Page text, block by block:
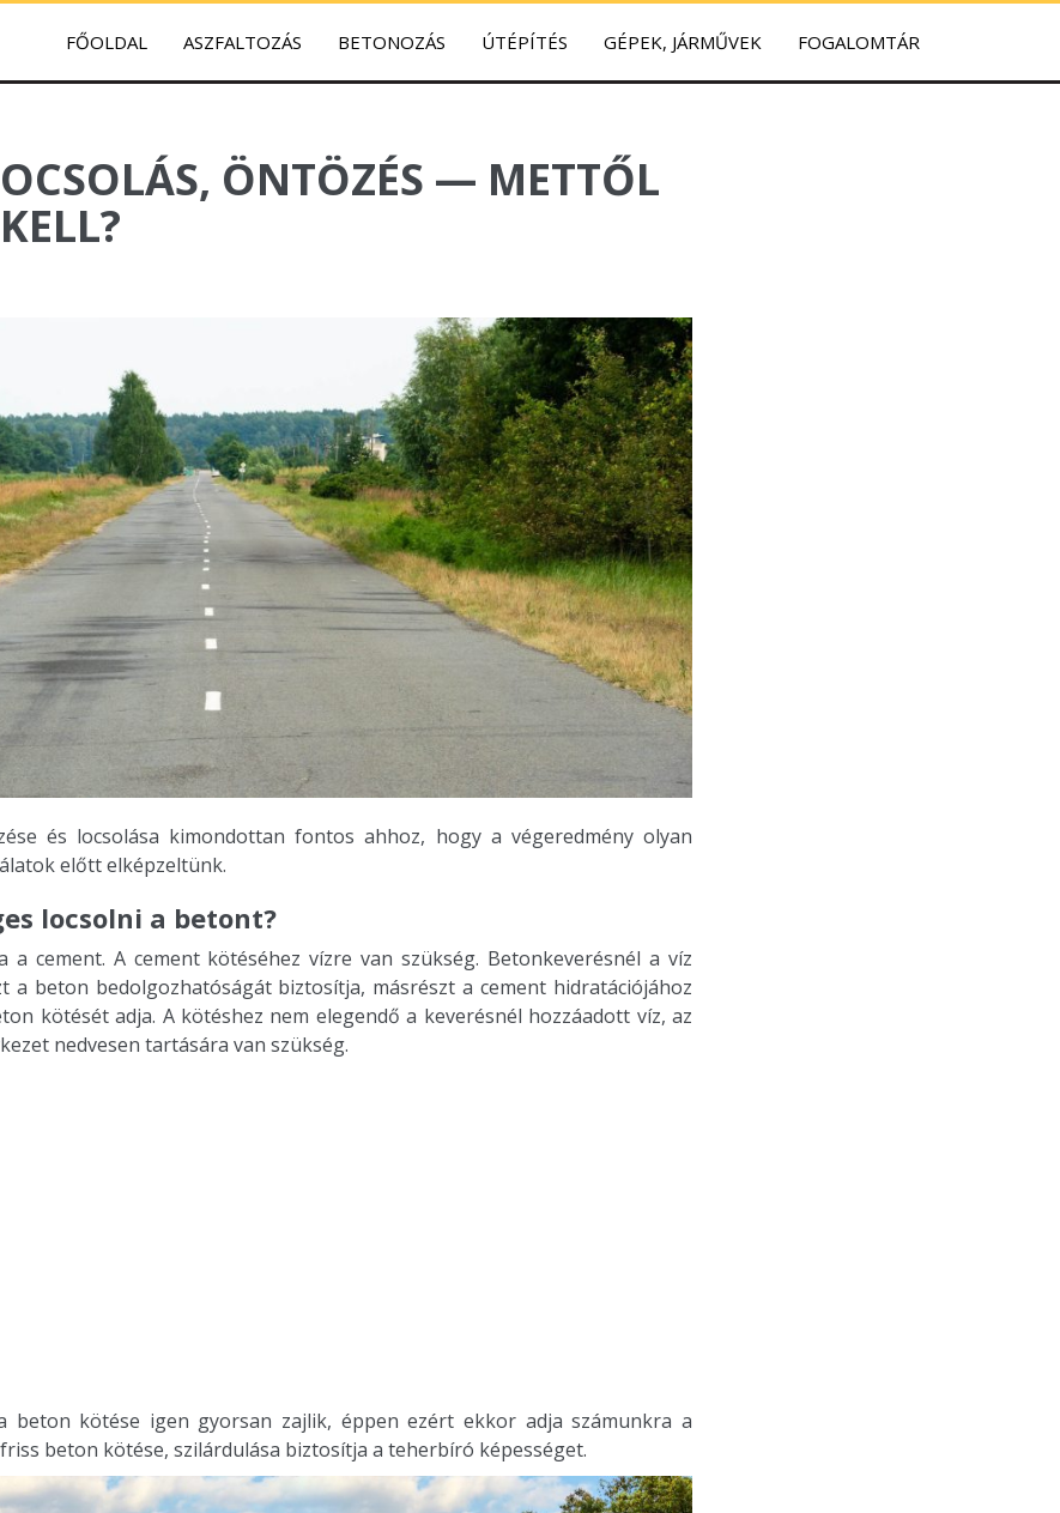
AkadémiaFŐOLDAL ASZFALTOZÁS BETONOZÁS ÚTÉPÍTÉS GÉPEK, JÁRMŰVEK FOGALOMTÁR
ÖNTÖZÉS — METTŐL
és locsolása kimondottan fontos ahhoz, hogy a végeredmény olyan
előtt elképzeltünk.
locsolni a betont?
a cement. A cement kötéséhez vízre van szükség. Betonkeverésnél a víz
a beton bedolgozhatóságát biztosítja, másrészt a cement hidratációjához
kötését adja. A kötéshez nem elegendő a keverésnél hozzáadott víz, az
nedvesen tartására van szükség.
beton kötése igen gyorsan zajlik, éppen ezért ekkor adja számunkra a
beton kötése, szilárdulása biztosítja a teherbíró képességet.